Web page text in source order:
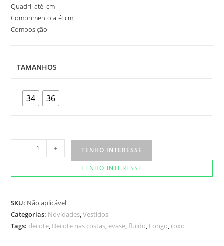
Quadril até: cm
Comprimento até: cm
Composição:
TAMANHOS
34 36
Bel
- + TENHO INTERESSE
TENHO INTERESSE
SKU: Não aplicável
Categorias: Novidades,Vestidos
Tags: decote, Decote nas costas, evase,fluido, Longo, roxo